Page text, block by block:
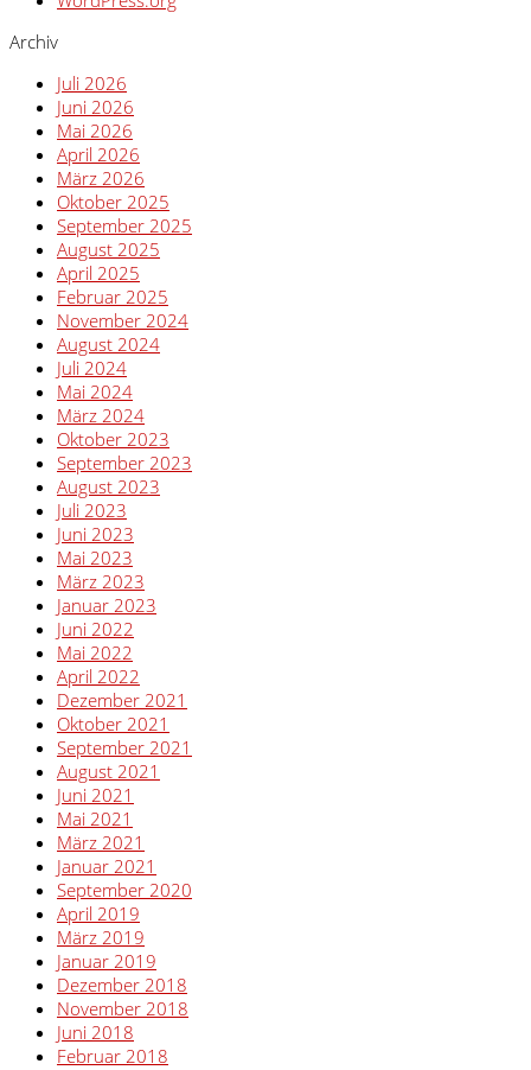
Archiv
Juli 2026
Juni 2026
Mai 2026
April 2026
März 2026
Oktober 2025
September 2025
August 2025
April 2025
Februar 2025
November 2024
August 2024
Juli 2024
Mai 2024
März 2024
Oktober 2023
September 2023
August 2023
Juli 2023
Juni 2023
Mai 2023
März 2023
Januar 2023
Juni 2022
Mai 2022
April 2022
Dezember 2021
Oktober 2021
September 2021
August 2021
Juni 2021
Mai 2021
März 2021
Januar 2021
September 2020
April 2019
März 2019
Januar 2019
Dezember 2018
November 2018
Juni 2018
Februar 2018